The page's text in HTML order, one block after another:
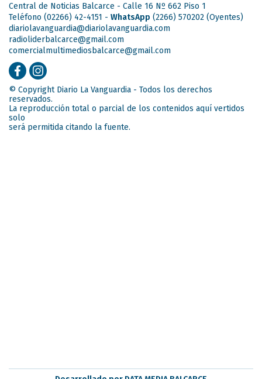
Central de Noticias Balcarce - Calle 16 Nº 662 Piso 1
Teléfono (02266) 42-4151 - WhatsApp (2266) 570202 (Oyentes)
diariolavanguardia@diariolavanguardia.com
radioliderbalcarce@gmail.com
comercialmultimediosbalcarce@gmail.com
© Copyright Diario La Vanguardia - Todos los derechos
reservados.
La reproducción total o parcial de los contenidos aquí vertidos
solo
será permitida citando la fuente.